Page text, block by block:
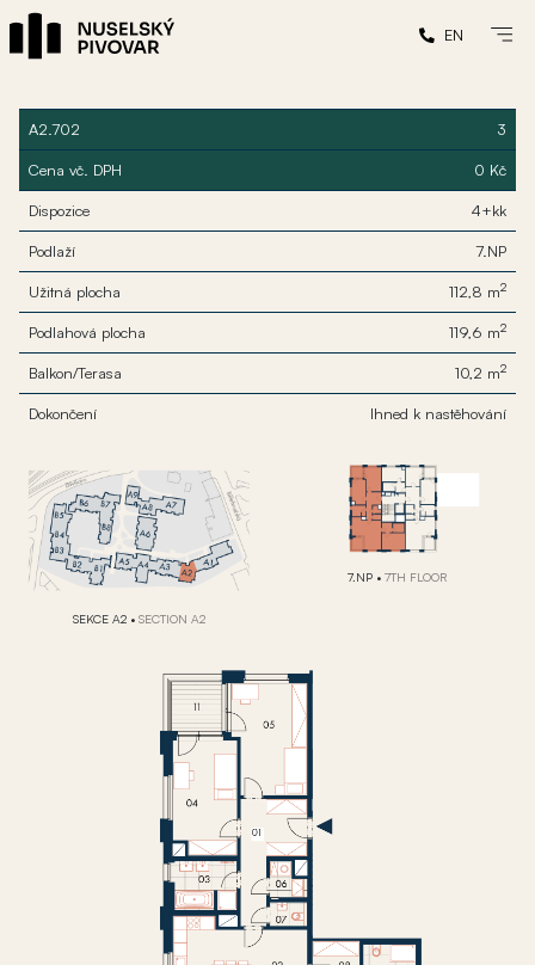
EN
A2.702 3
Cena vč. DPH 0 Kč
Dispozice 4+kk
Podlaží 7.NP
Užitná plocha 112,8 m2
Podlahová plocha 119,6 m2
Balkon/Terasa 10,2 m2
Dokončení Ihned k nastěhování
SEKCE A2 • SECTION A2
7.NP • 7TH FLOOR